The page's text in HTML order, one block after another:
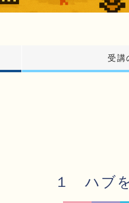
受講
１ ハブ